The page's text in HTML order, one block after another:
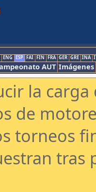
ENG ESP FAI FIN FRA GER GRE INA
AUT Imágenes
la
de
torneos
tras